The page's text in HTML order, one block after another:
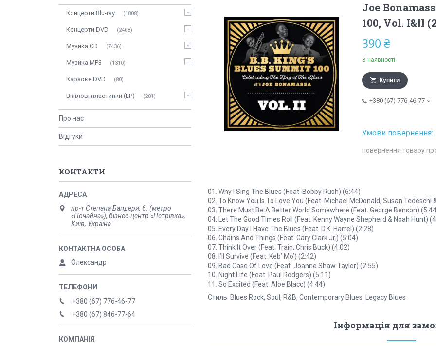
Joe
100, Vol. I&II
390 ₴
В наявності
Купити
+380 (67) 776-46-77
повернення товару
01. Why I Sing The Blues (Feat. Bobby Rush) (6:44)
02. To Know You Is To Love You (Feat. Michael McDonald, Susan Tedeschi
03. There Must Be A Better World Somewhere (Feat. George Benson)
04. Let The Good Times Roll (Feat. Kenny Wayne Shepherd & Noah Hunt)
05. Every Day I Have The Blues (Feat. D.K. Harrel) (2:28)
06. Chains And Things (Feat. Gary Clark Jr.) (5:04)
07. Think It Over (Feat. Train, Chris Buck) (4:02)
08. I’ll Survive (Feat. Keb’ Mo’) (2:42)
09. Bad Case Of Love (Feat. Joanne Shaw Taylor) (2:55)
10. Night Life (Feat. Paul Rodgers) (5:11)
11. So Excited (Feat. Aloe Blacc) (4:44)
Стиль: Blues Rock, Soul, R&B, Contemporary Blues, Legacy Blues
Інформація для
Концерти Blu-ray 1808
Концерти DVD 2408
Музика CD 7436
Музика MP3 1310
Караоке DVD 80
Вінілові пластинки (LP) 281
Про нас
Відгуки
КОНТАКТИ
пр-т Степана Бандери, 6. (метро
«Почайна»), бізнес-центр «Петрівка»,
Київ, Україна
Олександр
+380 (67) 776-46-77
+380 (67) 846-77-64